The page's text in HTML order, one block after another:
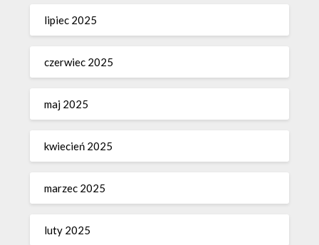
lipiec 2025
czerwiec 2025
maj 2025
kwiecień 2025
marzec 2025
luty 2025